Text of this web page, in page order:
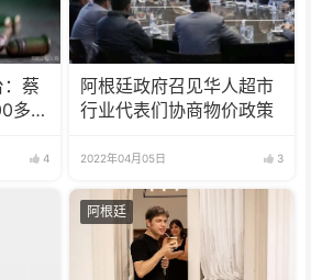
蔡
多万
4
阿根廷政府召见华人超市
行业代表们协商物价政策
2022年04月05日 3
阿根廷